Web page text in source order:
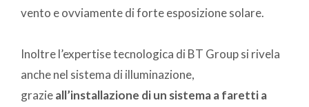
vento e ovviamente di forte esposizione solare.
Inoltre l’expertise tecnologica di BT Group si rivela
anche nel sistema di illuminazione,
grazieall’installazione di un sistema a faretti a